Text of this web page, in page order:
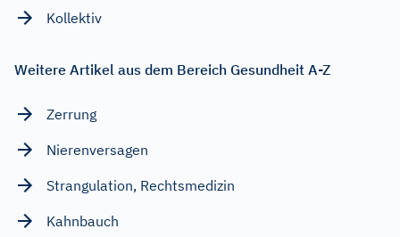
Kollektiv
Weitere Artikel aus dem Bereich Gesundheit A-Z
Zerrung
Nierenversagen
Strangulation, Rechtsmedizin
Kahnbauch